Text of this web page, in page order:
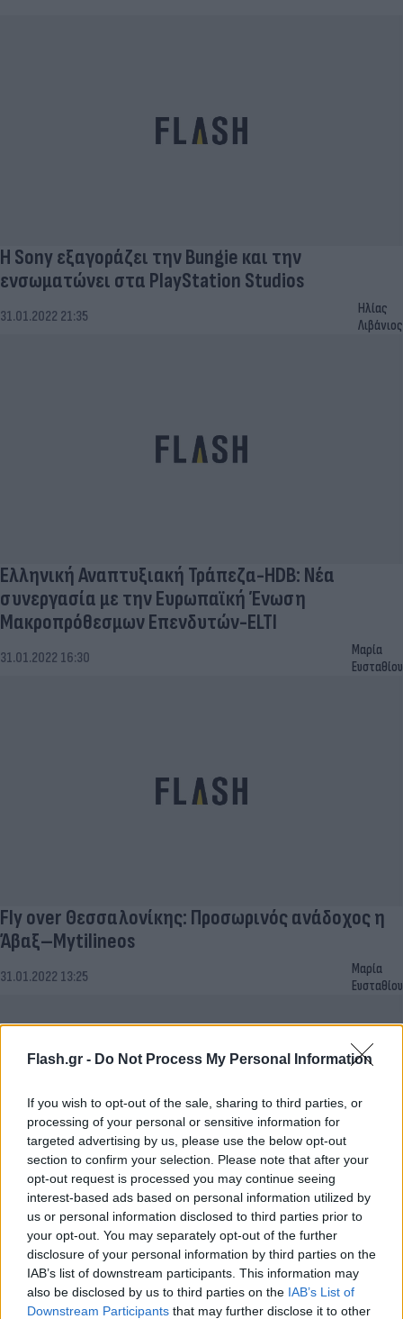
Flash.gr - Do Not Process My Personal Information
If you wish to opt-out of the sale, sharing to third parties, or
processing of your personal or sensitive information for
targeted advertising by us, please use the below opt-out
section to confirm your selection. Please note that after your
opt-out request is processed you may continue seeing
interest-based ads based on personal information utilized by
us or personal information disclosed to third parties prior to
your opt-out. You may separately opt-out of the further
disclosure of your personal information by third parties on the
IAB’s list of downstream participants. This information may
also be disclosed by us to third parties on the IAB’s List of
Downstream Participants that may further disclose it to other
H Sony εξαγοράζει την Bungie και την
ενσωματώνει στα PlayStation Studios
31.01.2022 21:35
Ηλίας
Λιβάνιος
Ελληνική Αναπτυξιακή Τράπεζα-HDB: Νέα
συνεργασία με την Ευρωπαϊκή Ένωση
Μακροπρόθεσμων Επενδυτών-ELTI
31.01.2022 16:30
Μαρία
Ευσταθίου
Fly over Θεσσαλονίκης: Προσωρινός ανάδοχος η
Άβαξ–Mytilineos
31.01.2022 13:25
Μαρία
Ευσταθίου
Ευρωπαϊκή Πίστη: Ασφαλιστικός Γονέας – Στο
1,2 εκ. ευρώ η επιστροφή ασφαλίστρων
31.01.2022 12:56
Μαρία
Ευσταθίου